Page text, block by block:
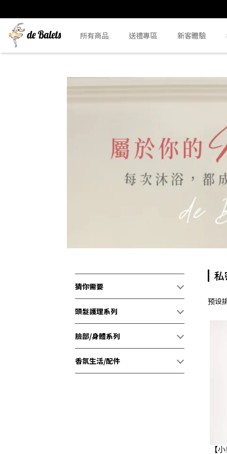
所有商品 送禮專區 新客體驗
猜你需要
頭髮護理系列
臉部/身體系列
香氛生活/配件
预设
【